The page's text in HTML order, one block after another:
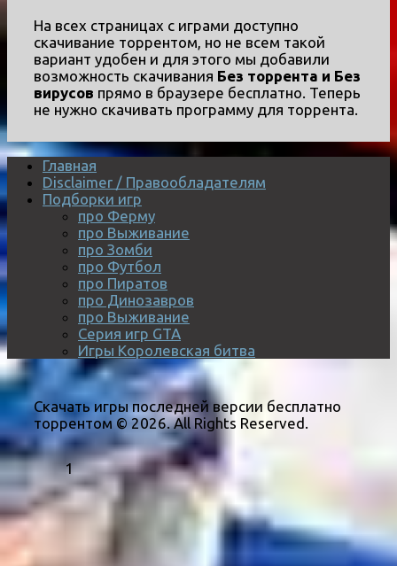
На всех страницах с играми доступно
скачивание торрентом, но не всем такой
вариант удобен и для этого мы добавили
возможность скачивания Без торрента и Без
вирусов прямо в браузере бесплатно. Теперь
не нужно скачивать программу для торрента.
Главная
Disclaimer / Правообладателям
Подборки игр
про Ферму
про Выживание
про Зомби
про Футбол
про Пиратов
про Динозавров
про Выживание
Серия игр GTA
Игры Королевская битва
Скачать игры последней версии бесплатно
торрентом © 2026. All Rights Reserved.
1